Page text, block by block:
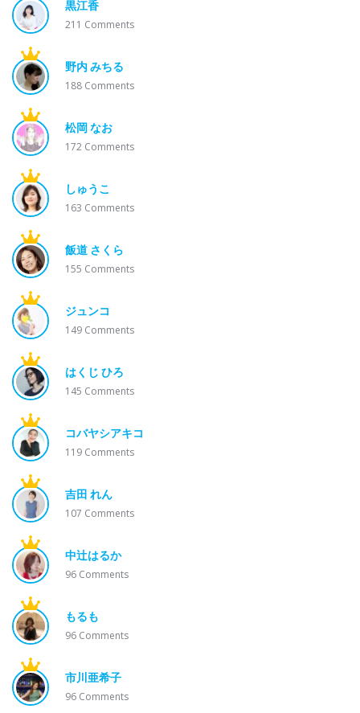
黒江香
211 Comments
野内 みちる
188 Comments
松岡 なお
172 Comments
しゅうこ
163 Comments
飯道 さくら
155 Comments
ジュンコ
149 Comments
はくじ ひろ
145 Comments
コバヤシアキコ
119 Comments
吉田 れん
107 Comments
中辻はるか
96 Comments
もるも
96 Comments
市川亜希子
96 Comments